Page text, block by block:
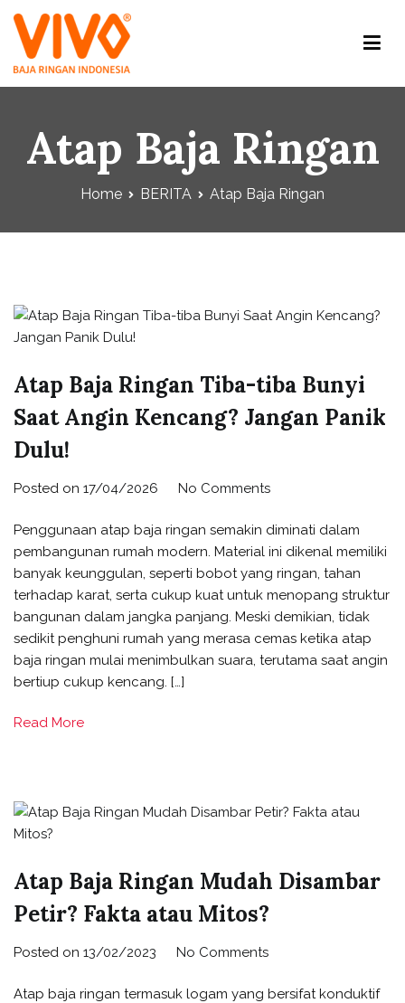
Baja Ringan Vivo
Website Baja Ringan Vivo
Atap Baja Ringan
Home BERITA Atap Baja Ringan
Atap Baja Ringan Tiba-tiba Bunyi
Saat Angin Kencang? Jangan Panik
Dulu!
Posted on 17/04/2026 No Comments
Penggunaan atap baja ringan semakin diminati dalam
pembangunan rumah modern. Material ini dikenal memiliki
banyak keunggulan, seperti bobot yang ringan, tahan
terhadap karat, serta cukup kuat untuk menopang struktur
bangunan dalam jangka panjang. Meski demikian, tidak
sedikit penghuni rumah yang merasa cemas ketika atap
baja ringan mulai menimbulkan suara, terutama saat angin
bertiup cukup kencang. […]
Read More
Atap Baja Ringan Mudah Disambar
Petir? Fakta atau Mitos?
Posted on 13/02/2023 No Comments
Atap baja ringan termasuk logam yang bersifat konduktif